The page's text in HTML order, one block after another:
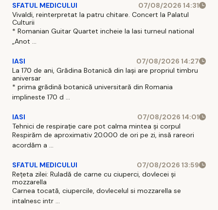
SFATUL MEDICULUI
07/08/2026 14:31
Vivaldi, reinterpretat la patru chitare. Concert la Palatul
Culturii
* Romanian Guitar Quartet incheie la Iasi turneul national
„Anot ...
IASI
07/08/2026 14:27
La 170 de ani, Grădina Botanică din Iași are propriul timbru
aniversar
* prima grădină botanică universitară din Romania
implineste 170 d ...
IASI
07/08/2026 14:01
Tehnici de respirație care pot calma mintea și corpul
Respirăm de aproximativ 20.000 de ori pe zi, insă rareori
acordăm a ...
SFATUL MEDICULUI
07/08/2026 13:59
Rețeta zilei: Ruladă de carne cu ciuperci, dovlecei și
mozzarella
Carnea tocată, ciupercile, dovlecelul si mozzarella se
intalnesc intr ...